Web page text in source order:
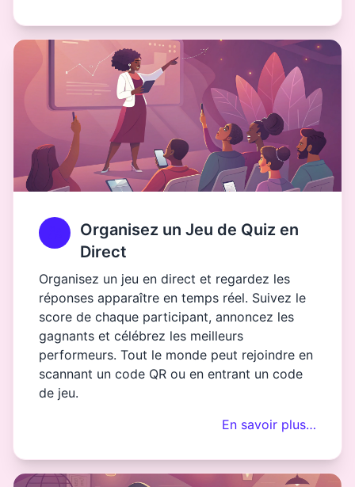
Organisez un Jeu de Quiz en
Direct
Organisez un jeu en direct et regardez les
réponses apparaître en temps réel. Suivez le
score de chaque participant, annoncez les
gagnants et célébrez les meilleurs
performeurs. Tout le monde peut rejoindre en
scannant un code QR ou en entrant un code
de jeu.
En savoir plus…